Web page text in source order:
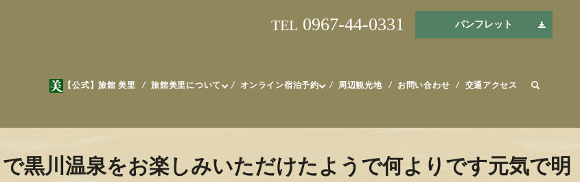
【公式】旅館 美里 旅館美里について オンライン宿泊予約 周辺観光地 お問い合わせ 交通アクセス
TEL 0967-44-0331 パンフレット
黒川温泉をお楽しみいただけたようで何よりです元気で明